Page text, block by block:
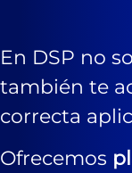
En DSP no
también te
correcta
Ofrecemos